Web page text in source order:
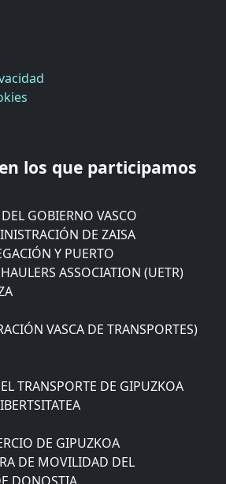
los que participamos
DONOSTIA
DE GIPUZKOA
GOBIERNO VASCO
DE ZAISA
Y PUERTO
ASSOCIATION (UETR)
VASCA DE TRANSPORTES)
TRANSPORTE DE GIPUZKOA
DE GIPUZKOA
DE MOVILIDAD DEL
DONOSTIA